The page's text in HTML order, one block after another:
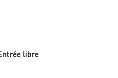
libre